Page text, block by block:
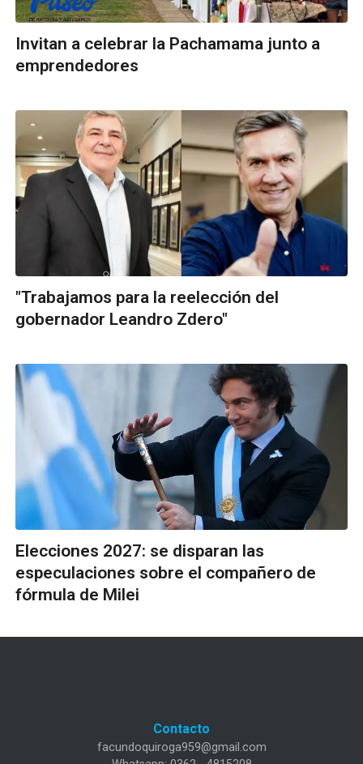
Invitan a celebrar la Pachamama junto a
emprendedores
"Trabajamos para la reelección del
gobernador Leandro Zdero"
Elecciones 2027: se disparan las
especulaciones sobre el compañero de
fórmula de Milei
Contacto
facundoquiroga959@gmail.com